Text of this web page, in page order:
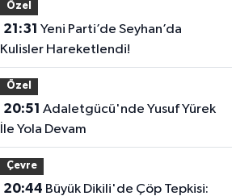
Özel
21:31
Kulisler Hareketlendi!
Özel
20:51
İle Yola Devam
Çevre
20:44